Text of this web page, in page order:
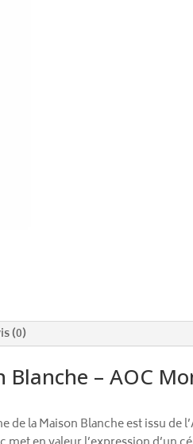
(0)
– AOC
de la Maison Blanche est issu